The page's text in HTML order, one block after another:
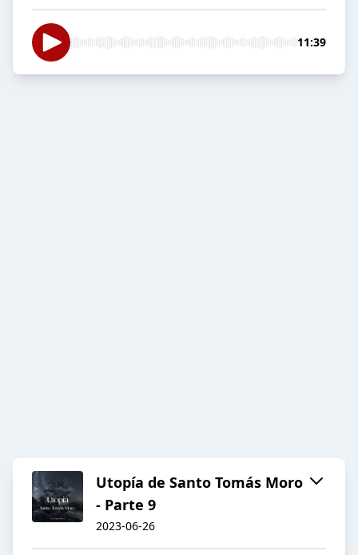
11:39
Utopía de Santo Tomás Moro
- Parte 9
2023-06-26